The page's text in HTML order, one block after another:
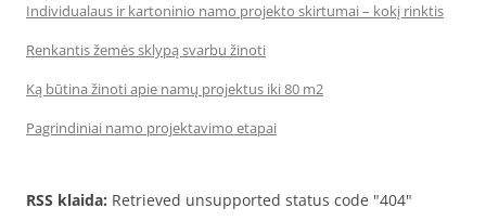
Individualaus ir kartoninio namo projekto skirtumai – kokį rinktis
Renkantis žemės sklypą svarbu žinoti
Ką būtina žinoti apie namų projektus iki 80 m2
Pagrindiniai namo projektavimo etapai
RSS klaida: Retrieved unsupported status code "404"